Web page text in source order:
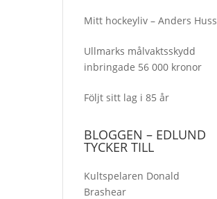
Mitt hockeyliv – Anders Huss
Ullmarks målvaktsskydd
inbringade 56 000 kronor
Följt sitt lag i 85 år
BLOGGEN – EDLUND
TYCKER TILL
Kultspelaren Donald
Brashear